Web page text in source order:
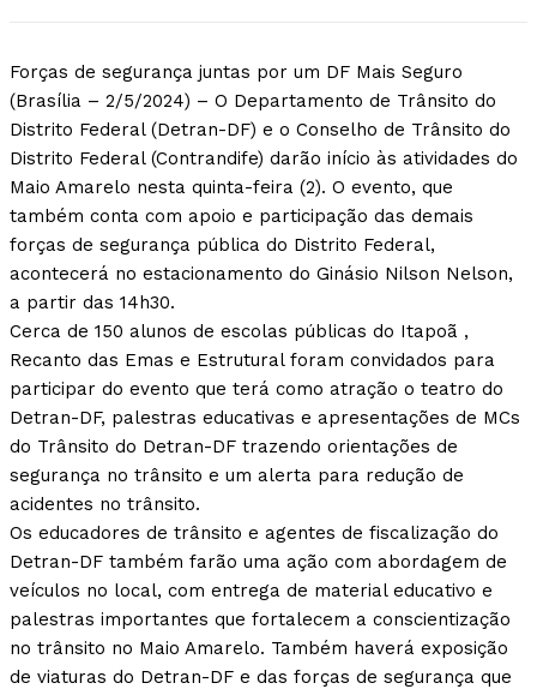
Forças de segurança juntas por um DF Mais Seguro
(Brasília – 2/5/2024) – O Departamento de Trânsito do
Distrito Federal (Detran-DF) e o Conselho de Trânsito do
Distrito Federal (Contrandife) darão início às atividades do
Maio Amarelo nesta quinta-feira (2). O evento, que
também conta com apoio e participação das demais
forças de segurança pública do Distrito Federal,
acontecerá no estacionamento do Ginásio Nilson Nelson,
a partir das 14h30.
Cerca de 150 alunos de escolas públicas do Itapoã ,
Recanto das Emas e Estrutural foram convidados para
participar do evento que terá como atração o teatro do
Detran-DF, palestras educativas e apresentações de MCs
do Trânsito do Detran-DF trazendo orientações de
segurança no trânsito e um alerta para redução de
acidentes no trânsito.
Os educadores de trânsito e agentes de fiscalização do
Detran-DF também farão uma ação com abordagem de
veículos no local, com entrega de material educativo e
palestras importantes que fortalecem a conscientização
no trânsito no Maio Amarelo. Também haverá exposição
de viaturas do Detran-DF e das forças de segurança que